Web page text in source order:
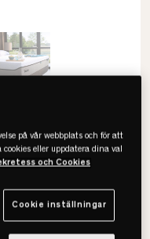
Madrass
på vår webbplats och för att
eller uppdatera dina val
och Cookies
Cookie inställningar